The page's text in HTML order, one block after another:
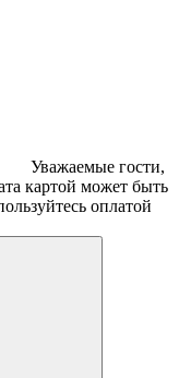
Уважаемые гости,
картой может быть
оплатой